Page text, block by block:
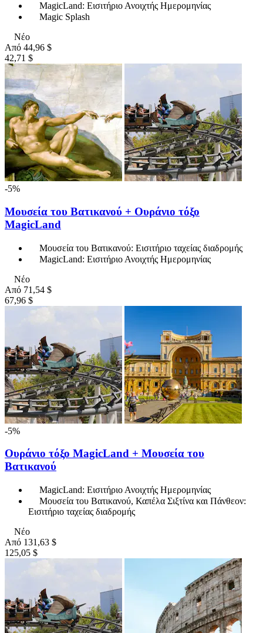
MagicLand: Εισιτήριο Ανοιχτής Ημερομηνίας
Magic Splash
Νέο
Από 44,96 $
42,71 $
-5%
Μουσεία του Βατικανού + Ουράνιο τόξο
MagicLand
Μουσεία του Βατικανού: Εισιτήριο ταχείας διαδρομής
MagicLand: Εισιτήριο Ανοιχτής Ημερομηνίας
Νέο
Από 71,54 $
67,96 $
-5%
Ουράνιο τόξο MagicLand + Μουσεία του
Βατικανού
MagicLand: Εισιτήριο Ανοιχτής Ημερομηνίας
Μουσεία του Βατικανού, Καπέλα Σιξτίνα και Πάνθεον:
Εισιτήριο ταχείας διαδρομής
Νέο
Από 131,63 $
125,05 $